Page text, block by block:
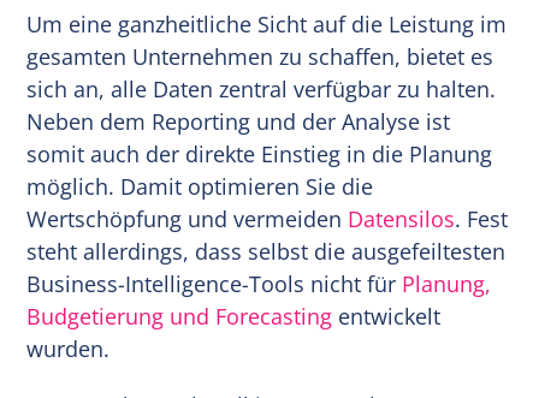
Um eine ganzheitliche Sicht auf die Leistung im
gesamten Unternehmen zu schaffen, bietet es
sich an, alle Daten zentral verfügbar zu halten.
Neben dem Reporting und der Analyse ist
somit auch der direkte Einstieg in die Planung
möglich. Damit optimieren Sie die
Wertschöpfung und vermeiden Datensilos. Fest
steht allerdings, dass selbst die ausgefeiltesten
Business-Intelligence-Tools nicht für Planung,
Budgetierung und Forecasting entwickelt
wurden.